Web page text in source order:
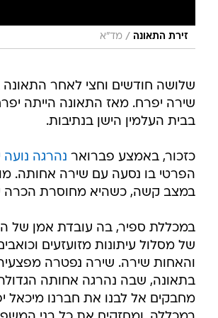
זירת התאונה / מד״א
שלושה חודשים וחצי לאחר
שירה יפרח. מאז התאונה הייתה
בבית העלמין הישן בנתיבות.
כזכור, באמצע פברואר נהרגה נועה
הפרטי בו נסעה עם שירה אחותה.
במצב קשה, כשהיא מחוסרת הכרה
במכללת ספיר, בה עובדת אמן של
של מסלול עיתונות מזועזעים
והאחות שירה. שירה נפטרה
בתאונה, שבה נהרגה אחותה
מחבקים אל לבנו את חברנו מיכאל